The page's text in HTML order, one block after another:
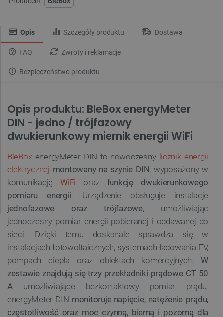
Opis Szczegóły produktu Dostawa
FAQ Zwroty i reklamacje
Bezpieczeństwo produktu
Opis produktu: BleBox energyMeter
DIN - jedno / trójfazowy
dwukierunkowy miernik energii WiFi
BleBoxenergyMeter DIN to nowoczesny licznik energii
elektrycznej montowany na szynie DIN, wyposażony w
komunikacjęWiFi oraz funkcję dwukierunkowego
pomiaru energii. Urządzenie obsługuje instalacje
jednofazowe oraz trójfazowe, umożliwiając
jednoczesny pomiar energii pobieranej i oddawanej do
sieci. Dzięki temu doskonale sprawdza się w
instalacjach fotowoltaicznych, systemach ładowania EV,
pompach ciepła oraz obiektach komercyjnych.W
zestawie znajdują się trzy przekładniki prądowe CT 50
Aumożliwiające bezkontaktowy pomiar prądu.
energyMeter DIN monitoruje napięcie, natężenie prądu,
częstotliwość oraz moc czynną, bierną i pozorną dla